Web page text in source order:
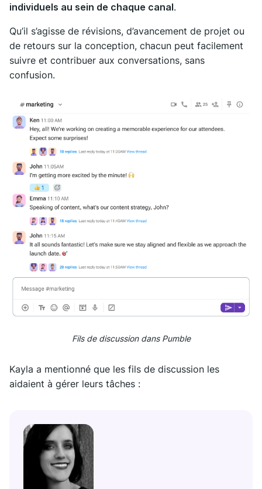
individuels au sein de chaque canal.
Qu’il s’agisse de révisions, d’avancement de projet ou
de retours sur la conception, chacun peut facilement
suivre et contribuer aux conversations, sans
confusion.
Fils de discussion dans Pumble
Kayla a mentionné que les fils de discussion les
aidaient à gérer leurs tâches :